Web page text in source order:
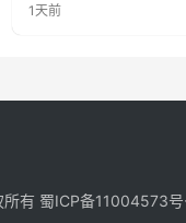
1天前
有 蜀ICP备11004573